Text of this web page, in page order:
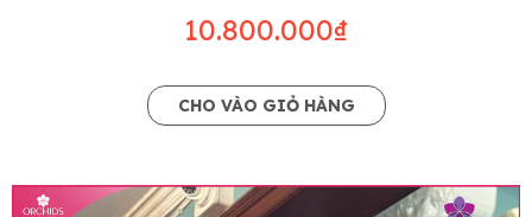
10.800.000₫
CHO VÀO GIỎ HÀNG